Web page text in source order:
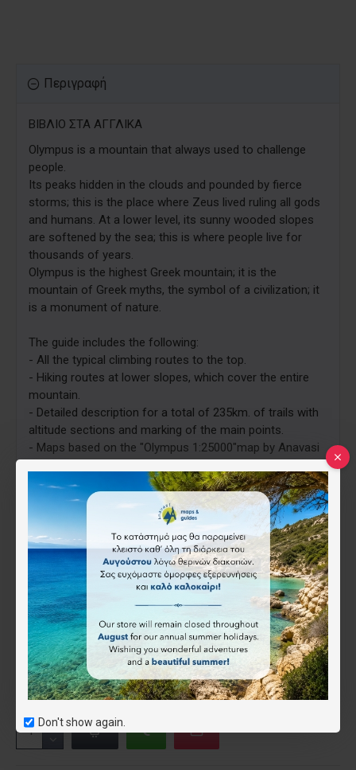
Don't show again.
Περιγραφή
ΒΙΒΛΙΟ ΣΤΑ ΑΓΓΛΙΚΑ
Olympus is a mountain that always used to challenge
people.
Its peaks hidden in the clouds and pounded by fierce
storms; this is the place where Zeus lived ruling all gods
and humans. At a lower level, its sunny wooded slopes
are softened by the sea; this is where people live for
thousands of years.
Olympus is the highest Greek mountain; it is the
mountain of Greek myths, the symbol of a civilization; it
is a monument of nature.
The guide includes the following:
- All the typical climbing routes to the top.
- Hiking routes at lower slopes, which cover the entire
mountain.
- Detailed description for a total of 235km. of trails with
altitude sections and marking of the main points.
- Maps based on the "Olympus 1:25000"map by Anavasi
- Practical tips for getting there and accommodation.
(From the publisher)
Χαρακτηριστικά
ISBN: 9789608868366
ΑΝΕΒΑΙΝΟΝΤΑΣ /
ANEVENONTAS
15.00€